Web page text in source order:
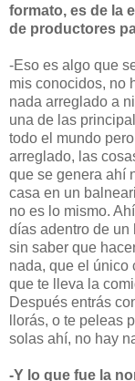
formato, es de la
de productores
-Eso es algo que
mis conocidos, no
nada arreglado a
una de las
todo el mundo
arreglado, las
que se genera ahí
casa en un
no es lo mismo.
días adentro de un
sin saber que
nada, que el único
que te lleva la
Después entrás
llorás, o te peleas
solas ahí, no hay
-Y lo que fue la